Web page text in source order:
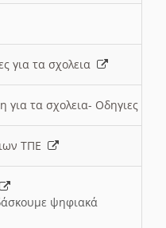
για τα σχολεια
για τα σχολεια- Οδηγιες
ΤΠΕ
ψηφιακά